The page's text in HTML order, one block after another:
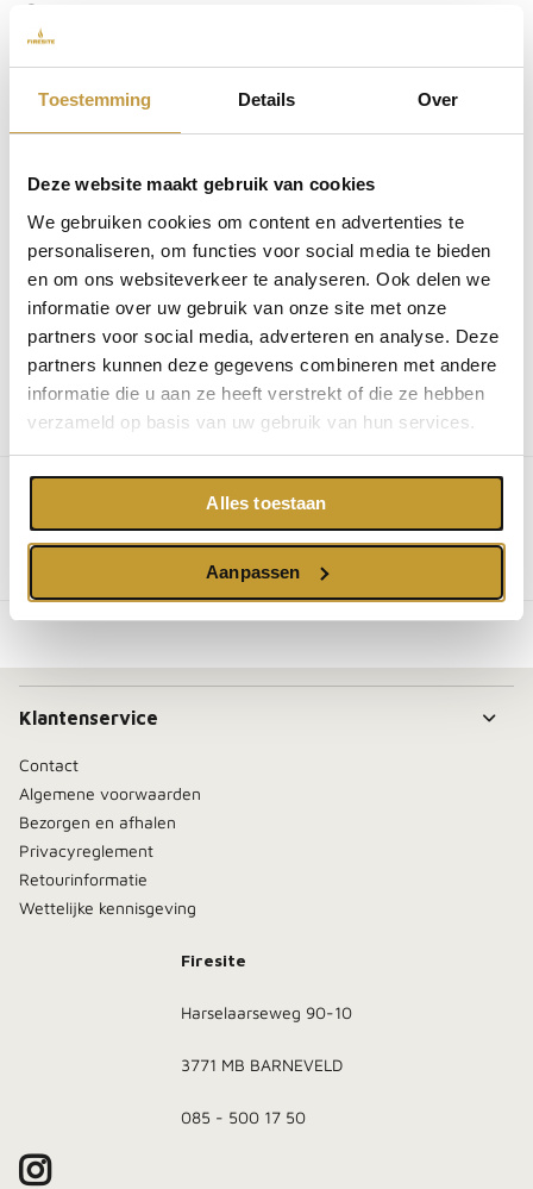
Toestemming Details Over
Deze website maakt gebruik van cookies
We gebruiken cookies om content en advertenties te
personaliseren, om functies voor social media te bieden
en om ons websiteverkeer te analyseren. Ook delen we
informatie over uw gebruik van onze site met onze
partners voor social media, adverteren en analyse. Deze
partners kunnen deze gegevens combineren met andere
informatie die u aan ze heeft verstrekt of die ze hebben
verzameld op basis van uw gebruik van hun services.
Alles toestaan
Aanpassen
EAN:4064251000055
Delen WhatsApp Deel Tweet
Pin it Messenger Email
Omschrijving
You may also like
Klantenservice
Contact
Algemene voorwaarden
Bezorgen en afhalen
Privacyreglement
Retourinformatie
Wettelijke kennisgeving
Firesite
Harselaarseweg 90-10
3771 MB BARNEVELD
085 - 500 17 50